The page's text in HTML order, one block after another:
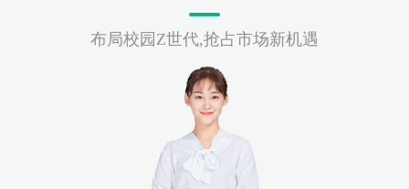
布局校园Z世代,抢占市场新机遇